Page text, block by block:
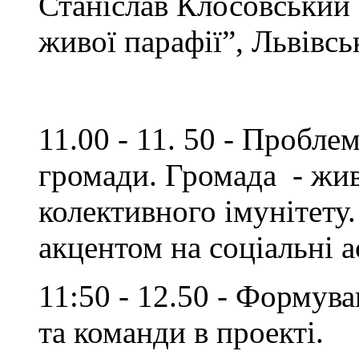
живої парафії”,
11.00 - 11. 50 -
громади. Громада -
колективного
акцентом на соціальні
11:50 - 12.50 -
та команди в проекті.